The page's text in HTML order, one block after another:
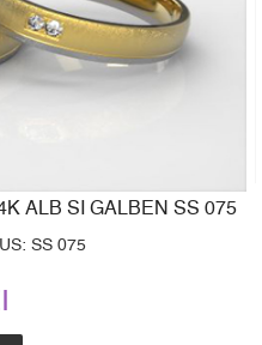
ALB SI GALBEN SS 075
SS 075